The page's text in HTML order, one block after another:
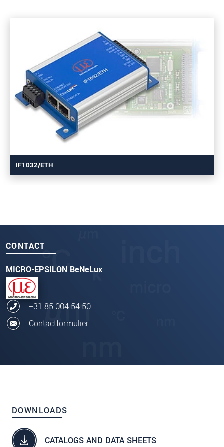
IF1032/ETH
CONTACT
MICRO-EPSILON BeNeLux
+31 85 004 54 50
Contactformulier
DOWNLOADS
CATALOGS AND DATA SHEETS